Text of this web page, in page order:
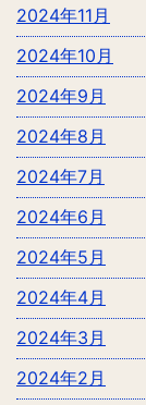
2024年11月
2024年10月
2024年9月
2024年8月
2024年7月
2024年6月
2024年5月
2024年4月
2024年3月
2024年2月